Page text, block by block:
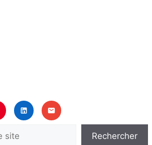
Rechercher